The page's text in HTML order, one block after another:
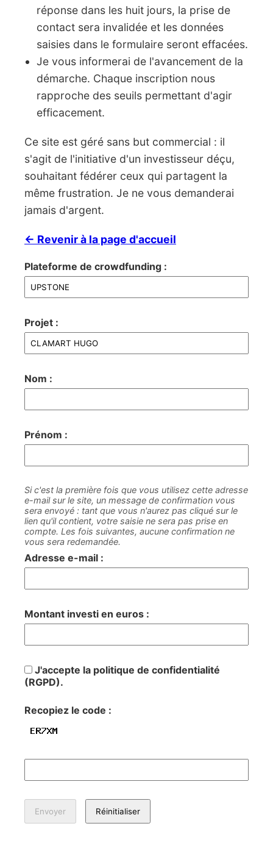
réponse dans les huit jours, la prise de
contact sera invalidée et les données
saisies dans le formulaire seront effacées.
Je vous informerai de l'avancement de la
démarche. Chaque inscription nous
rapproche des seuils permettant d'agir
efficacement.
Ce site est géré sans but commercial : il
s'agit de l'initiative d'un investisseur déçu,
souhaitant fédérer ceux qui partagent la
même frustration. Je ne vous demanderai
jamais d'argent.
← Revenir à la page d'accueil
Plateforme de crowdfunding :
Projet :
Nom :
Prénom :
Si c'est la première fois que vous utilisez cette adresse
e-mail sur le site, un message de confirmation vous
sera envoyé : tant que vous n'aurez pas cliqué sur le
lien qu'il contient, votre saisie ne sera pas prise en
compte. Les fois suivantes, aucune confirmation ne
vous sera redemandée.
Adresse e-mail :
Montant investi en euros :
J'accepte la politique de confidentialité
(RGPD).
Recopiez le code :